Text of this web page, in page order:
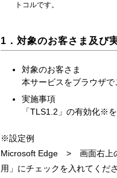
トコルです。
1．対象のお客さま及び
対象のお客さま
本サービスをブラウザ
実施事項
「TLS1.2」の有効化※
※設定例
Microsoft Edge > 画面右上
用」にチェックを入れてくださ